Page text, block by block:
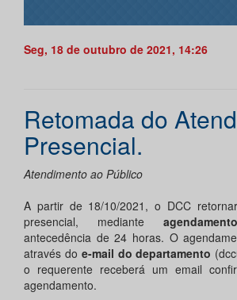
Seg, 18 de outubro de 2021, 14:26
Retomada do
Presencial.
Atendimento ao Público
A partir de 18/10/2021, o DCC
presencial, mediante
antecedência de 24 horas. O
através do e-mail do departamento
o requerente receberá um email
agendamento.